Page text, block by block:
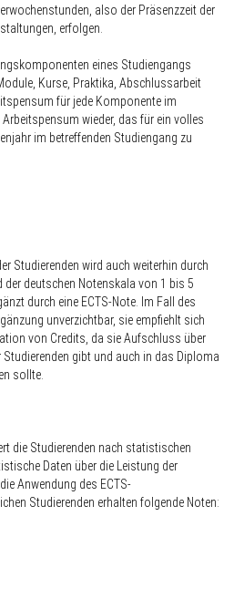
also der Präsenzzeit der
erfolgen.
eines Studiengangs
Kurse, Praktika, Abschlussarbeit
für jede Komponente im
wieder, das für ein volles
im betreffenden Studiengang zu
Studierenden wird auch weiterhin durch
der deutschen Notenskala von 1 bis 5
durch eine ECTS-Note. Im Fall des
unverzichtbar, sie empfiehlt sich
von Credits, da sie Aufschluss über
gibt und auch in das Diploma
sollte.
die Studierenden nach statistischen
Daten über die Leistung der
Anwendung des ECTS-
Studierenden erhalten folgende Noten: